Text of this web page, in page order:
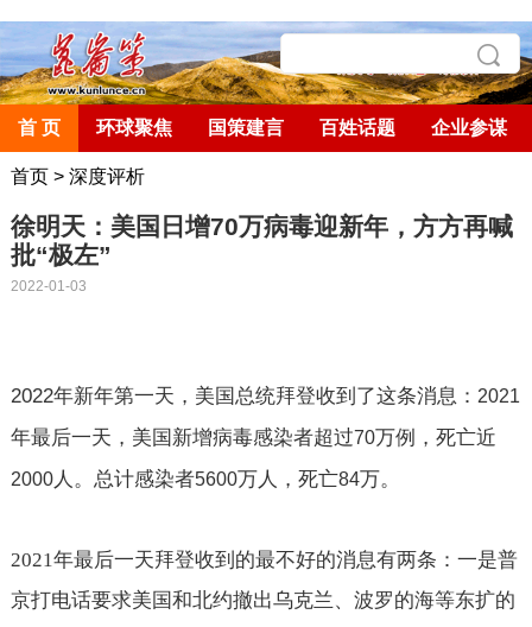
首 页 环球聚焦 国策建言 百姓话题 企业参谋
首页> 深度评析
徐明天：美国日增70万病毒迎新年，方方再喊
批“极左”
2022-01-03
2022年新年第一天，美国总统拜登收到了这条消息： 2021
年最后一天，美国新增病毒感染者超过70万例，死亡近
2000人。总计感染者5600万人，死亡84万。
2021年最后一天拜登收到的最不好的消息有两条：一是普
京打电话要求美国和北约撤出乌克兰、波罗的海等东扩的